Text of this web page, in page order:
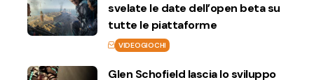
svelate le date dell’open beta su
tutte le piattaforme
VIDEOGIOCHI
Glen Schofield lascia lo sviluppo